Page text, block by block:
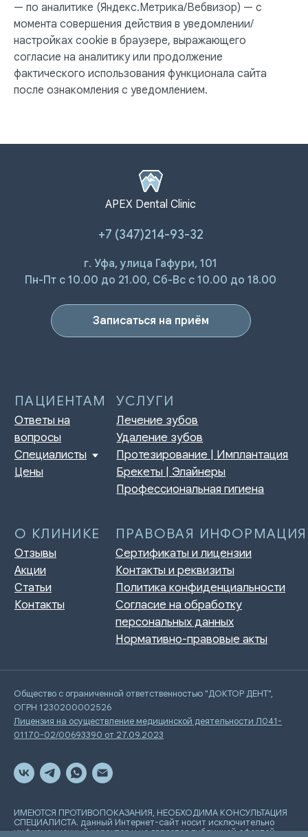
— по аналитике (Яндекс.Метрика/Вебвизор) — с
момента совершения действия в уведомлении/
настройках cookie в браузере, выражающего
согласие на аналитику или продолжение
фактического использования функционала сайта
после ознакомления с уведомлением.
APEX Dental Clinic
+7 (347)214-93-32
г. Уфа, улица Гафури, 101
Пн-Пт с 10.00 до 21.00, Сб-Вс с 10.00 до 18.00
Записаться на приём
Общество с ограниченной ответственностью "ДОКТОР ДЕНТ",
ОГРН 1230200002526
Лицензия на осуществление медицинской деятельности Л041-
01170-02/00693390 от 27.09.2023
ИМЕЮТСЯ ПРОТИВОПОКАЗАНИЯ, НЕОБХОДИМА КОНСУЛЬТАЦИЯ
СПЕЦИАЛИСТА. данный Интернет-сайт носит исключительно
информационный характер и не является публичной офертой,